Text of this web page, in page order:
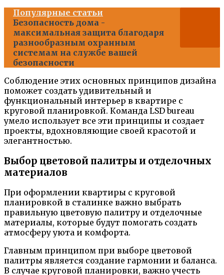
Популярные статьи
Безопасность дома -
максимальная защита благодаря
разнообразным охранным
системам на службе вашей
безопасности
Соблюдение этих основных принципов дизайна
поможет создать удивительный и
функциональный интерьер в квартире с
круговой планировкой. Команда LSD bureau
умело использует все эти принципы и создает
проекты, вдохновляющие своей красотой и
элегантностью.
Выбор цветовой палитры и отделочных
материалов
При оформлении квартиры с круговой
планировкой в сталинке важно выбрать
правильную цветовую палитру и отделочные
материалы, которые будут помогать создать
атмосферу уюта и комфорта.
Главным принципом при выборе цветовой
палитры является создание гармонии и баланса.
В случае круговой планировки, важно учесть